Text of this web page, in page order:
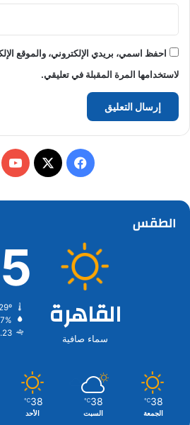
احفظ اسمي، بريدي الإلكتروني، والموقع
لاستخدامها المرة المقبلة في تعليقي.
فيسبوك
‫X
الطقس
القاهرة
سماء صافية
3.23
38
℃
الجمعة
38
℃
السبت
38
℃
الأحد